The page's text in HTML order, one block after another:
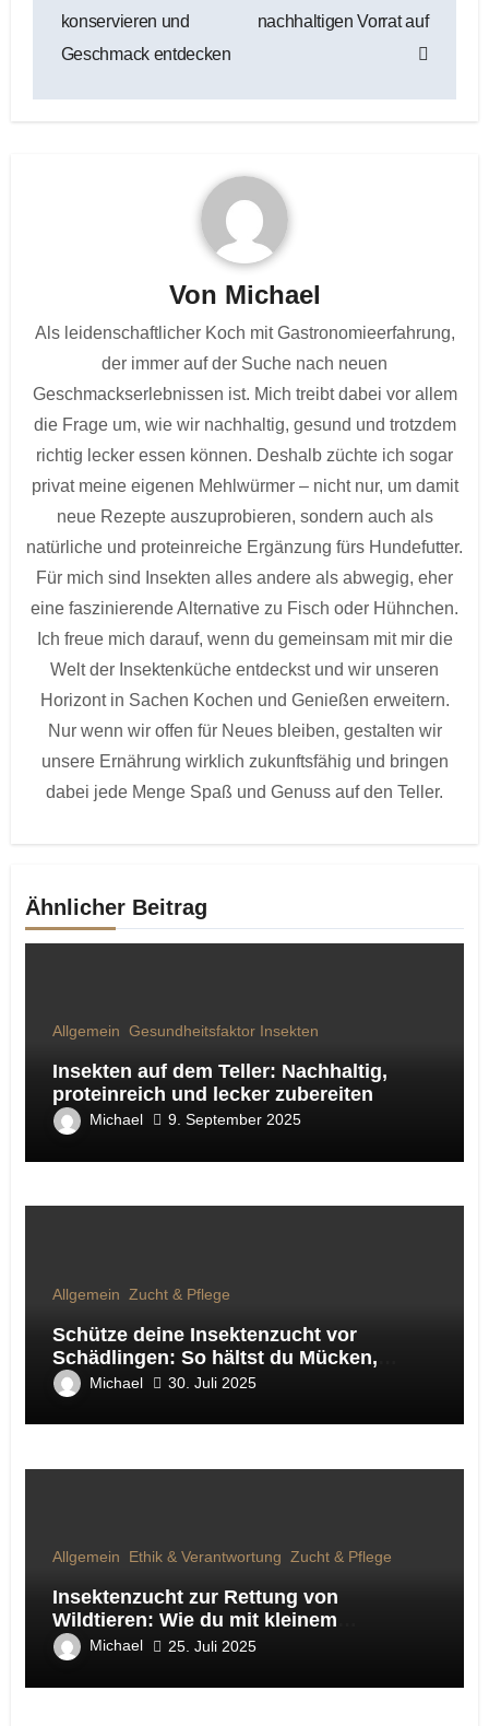
konservieren und
Geschmack entdecken
nachhaltigen Vorrat auf
Von Michael
Als leidenschaftlicher Koch mit Gastronomieerfahrung,
der immer auf der Suche nach neuen
Geschmackserlebnissen ist. Mich treibt dabei vor allem
die Frage um, wie wir nachhaltig, gesund und trotzdem
richtig lecker essen können. Deshalb züchte ich sogar
privat meine eigenen Mehlwürmer – nicht nur, um damit
neue Rezepte auszuprobieren, sondern auch als
natürliche und proteinreiche Ergänzung fürs Hundefutter.
Für mich sind Insekten alles andere als abwegig, eher
eine faszinierende Alternative zu Fisch oder Hühnchen.
Ich freue mich darauf, wenn du gemeinsam mit mir die
Welt der Insektenküche entdeckst und wir unseren
Horizont in Sachen Kochen und Genießen erweitern.
Nur wenn wir offen für Neues bleiben, gestalten wir
unsere Ernährung wirklich zukunftsfähig und bringen
dabei jede Menge Spaß und Genuss auf den Teller.
Ähnlicher Beitrag
Allgemein Gesundheitsfaktor Insekten
Insekten auf dem Teller: Nachhaltig,
proteinreich und lecker zubereiten
Michael 9. September 2025
Allgemein Zucht & Pflege
Schütze deine Insektenzucht vor
Schädlingen: So hältst du Mücken,
Fliegen & Co. fern
Michael 30. Juli 2025
Allgemein Ethik & Verantwortung Zucht & Pflege
Insektenzucht zur Rettung von
Wildtieren: Wie du mit kleinem
Engagement Großes bewirkst
Michael 25. Juli 2025